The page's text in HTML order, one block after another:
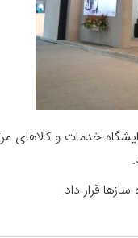
نمایشگاه خدمات و